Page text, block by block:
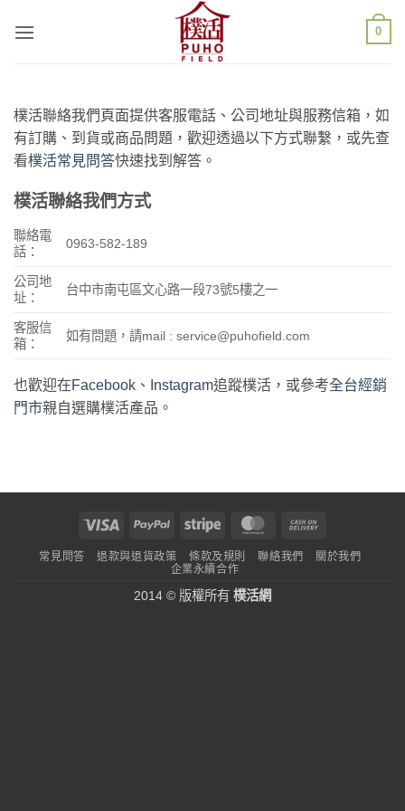
0
樸活聯絡我們頁面提供客服電話、公司地址與服務信箱，如
有訂購、到貨或商品問題，歡迎透過以下方式聯繫，或先查
看樸活常見問答快速找到解答。
樸活聯絡我們方式
聯絡電
話：
0963-582-189
公司地
址：
台中市南屯區文心路一段73號5樓之一
客服信
箱：
如有問題，請mail :service@puhofield.com
也歡迎在Facebook 、 Instagram追蹤樸活，或參考全台經銷
門市親自選購樸活產品。
Visa PayPal Stripe MasterCard
Delivery
常見問答 退款與退貨政策 條款及規則 聯絡我們
關於我們
企業永續合作
2014 © 版權所有 樸活網